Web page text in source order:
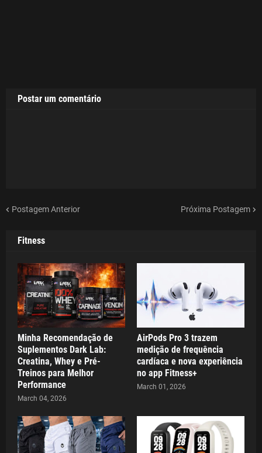
Postar um comentário
Postagem Anterior Próxima Postagem
Fitness
Minha Recomendação de
Suplementos Dark Lab:
Creatina, Whey e Pré-
Treinos para Melhor
Performance
March 04, 2026
AirPods Pro 3 trazem
medição de frequência
cardíaca e nova experiência
no app Fitness+
March 01, 2026